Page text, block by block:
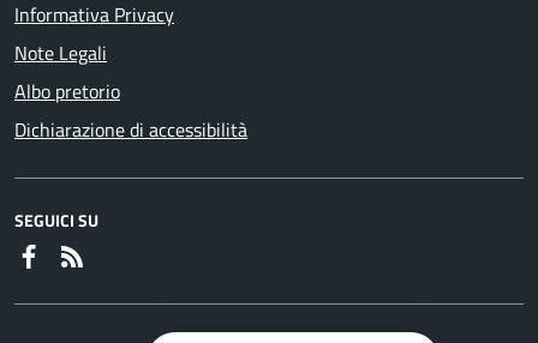
Informativa Privacy
Note Legali
Albo pretorio
Dichiarazione di accessibilità
SEGUICI SU
Faceboook